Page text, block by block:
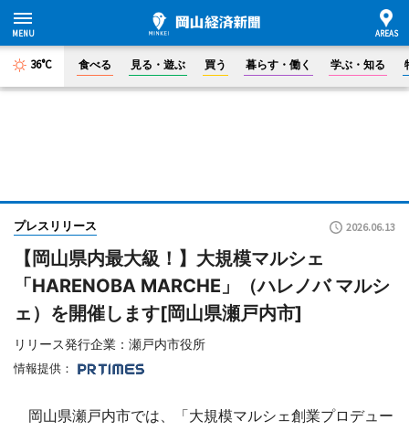
36°C 食べる 見る・遊ぶ 買う 暮らす・働く 学ぶ・知る
プレスリリース 2026.06.13
【岡山県内最大級！】大規模マルシェ
「HARENOBA MARCHE」（ハレノバ マルシ
ェ）を開催します[岡山県瀬戸内市]
リリース発行企業：瀬戸内市役所
情報提供：
岡山県瀬戸内市では、「大規模マルシェ創業プロデュー